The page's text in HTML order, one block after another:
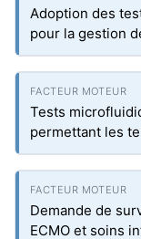
Adoption des
pour la gestion
Tests
permettant les
Demande de
ECMO et soins